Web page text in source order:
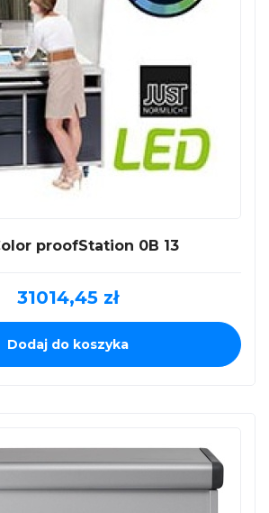
proofStation 0B 13
31014,45 zł
Dodaj do koszyka